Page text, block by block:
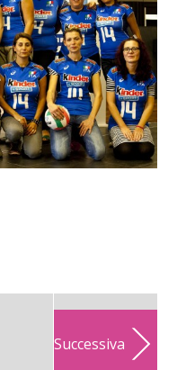
Successiva